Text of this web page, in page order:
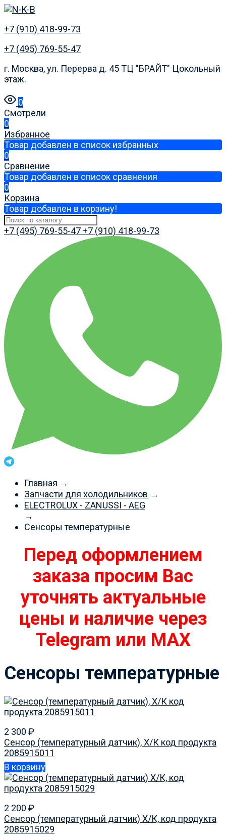
+7 (910) 418-99-73
+7 (495) 769-55-47
г. Москва, ул. Перерва д. 45 ТЦ "БРАЙТ" Цокольный
этаж.
0
Смотрели
0
Избранное
Товар добавлен в список избранных
0
Сравнение
Товар добавлен в список сравнения
0
Корзина
Товар добавлен в корзину!
+7 (495) 769-55-47+7 (910) 418-99-73
Главная →
Запчасти для холодильников →
ELECTROLUX - ZANUSSI - AEG
→
Сенсоры температурные
Перед оформлением
заказа просим Вас
уточнять актуальные
цены и наличие через
Telegram или MAX
Сенсоры температурные
2 300 ₽
Сенсор (температурный датчик), Х/К код продукта
2085915011
В корзину
2 200 ₽
Сенсор (температурный датчик) Х/К, код продукта
2085915029